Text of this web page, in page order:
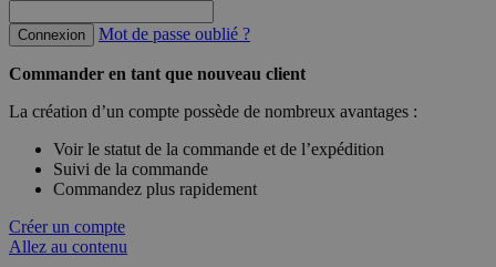
Connexion Mot de passe oublié ?
Commander en tant que nouveau client
La création d’un compte possède de nombreux avantages :
Voir le statut de la commande et de l’expédition
Suivi de la commande
Commandez plus rapidement
Créer un compte
Allez au contenu